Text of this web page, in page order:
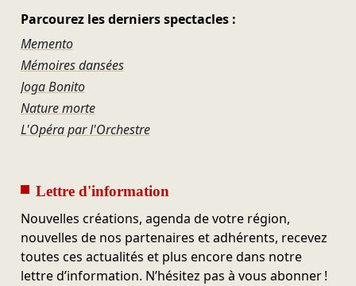
Parcourez les derniers spectacles :
Memento
Mémoires dansées
Joga Bonito
Nature morte
L'Opéra par l'Orchestre
Lettre d'information
Nouvelles créations, agenda de votre région,
nouvelles de nos partenaires et adhérents, recevez
toutes ces actualités et plus encore dans notre
lettre d’information. N’hésitez pas à vous abonner !